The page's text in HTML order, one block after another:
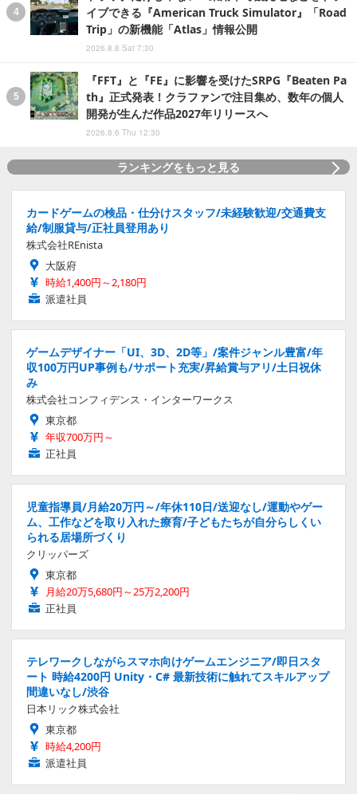
イブできる『American Truck Simulator』「Road
Trip」の新機能「Atlas」情報公開
2026.8.8 Sat 7:30
『FFT』と『FE』に影響を受けたSRPG『Beaten Pa
th』正式発表！クラファンで注目集め、数年の個人
開発が生んだ作品2027年リリースへ
2026.8.6 Thu 12:30
ランキングをもっと見る
カードゲームの検品・仕分けスタッフ/未経験歓迎/交通費支
給/制服貸与/正社員登用あり
株式会社REnista
大阪府
時給1,400円～2,180円
派遣社員
ゲームデザイナー「UI、3D、2D等」/案件ジャンル豊富/年
収100万円UP事例も/サポート充実/昇給賞与アリ/土日祝休
み
株式会社コンフィデンス・インターワークス
東京都
年収700万円～
正社員
児童指導員/月給20万円～/年休110日/送迎なし/運動やゲー
ム、工作などを取り入れた療育/子どもたちが自分らしくい
られる居場所づくり
クリッパーズ
東京都
月給20万5,680円～25万2,200円
正社員
テレワークしながらスマホ向けゲームエンジニア/即日スタ
ート 時給4200円 Unity・C# 最新技術に触れてスキルアップ
間違いなし/渋谷
日本リック株式会社
東京都
時給4,200円
派遣社員